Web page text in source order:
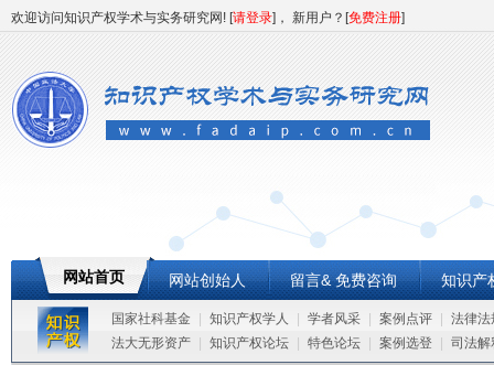
欢迎访问知识产权学术与实务研究网! [请登录]， 新用户？[免费注册]
网站首页 网站创始人 留言& 免费咨询 知识产
国家社科基金 知识产权学人 学者风采 案例点评
法律法
法大无形资产
知识产权论坛 特色论坛 案例选登 司法解